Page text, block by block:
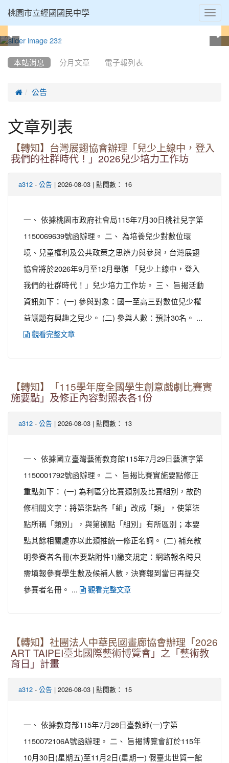
桃園市立經國國民中學
本站消息 分月文章 電子報列表
 公告
文章列表
【轉知】台灣展翅協會辦理「兒少上線中，登入
我們的社群時代！」2026兒少培力工作坊
a312 - 公告 | 2026-08-03 | 點閱數： 16
一、 依據桃園市政府社會局115年7月30日桃社兒字第
1150069639號函辦理。 二、 為培養兒少對數位環
境、兒童權利及公共政策之思辨力與參與，台灣展翅
協會將於2026年9月至12月舉辦 「兒少上線中，登入
我們的社群時代！」兒少培力工作坊。 三、 旨揭活動
資訊如下： (一) 參與對象：國一至高三對數位兒少權
益議題有興趣之兒少。 (二) 參與人數：預計30名。 ...
觀看完整文章
【轉知】「115學年度全國學生創意戲劇比賽實
施要點」及修正內容對照表各1份
a312 - 公告 | 2026-08-03 | 點閱數： 13
一、 依據國立臺灣藝術教育館115年7月29日藝演字第
1150001792號函辦理。 二、 旨揭比賽實施要點修正
重點如下： (一) 為利區分比賽類別及比賽組別，故酌
修相關文字：將第柒點各「組」改成「類」，使第柒
點所稱「類別」，與第捌點「組別」有所區別；本要
點其餘相關處亦以此類推統一修正名詞。 (二) 補充敘
明參賽者名冊(本要點附件1)繳交規定：網路報名時只
需填報參賽學生數及候補人數，決賽報到當日再提交
參賽者名冊。 ...
觀看完整文章
【轉知】社團法人中華民國畫廊協會辦理「2026
ART TAIPEI臺北國際藝術博覽會」之「藝術教
育日」計畫
a312 - 公告 | 2026-08-03 | 點閱數： 15
一、 依據教育部115年7月28日臺教師(一)字第
1150072106A號函辦理。 二、 旨揭博覽會訂於115年
10月30日(星期五)至11月2日(星期一) 假臺北世貿一館